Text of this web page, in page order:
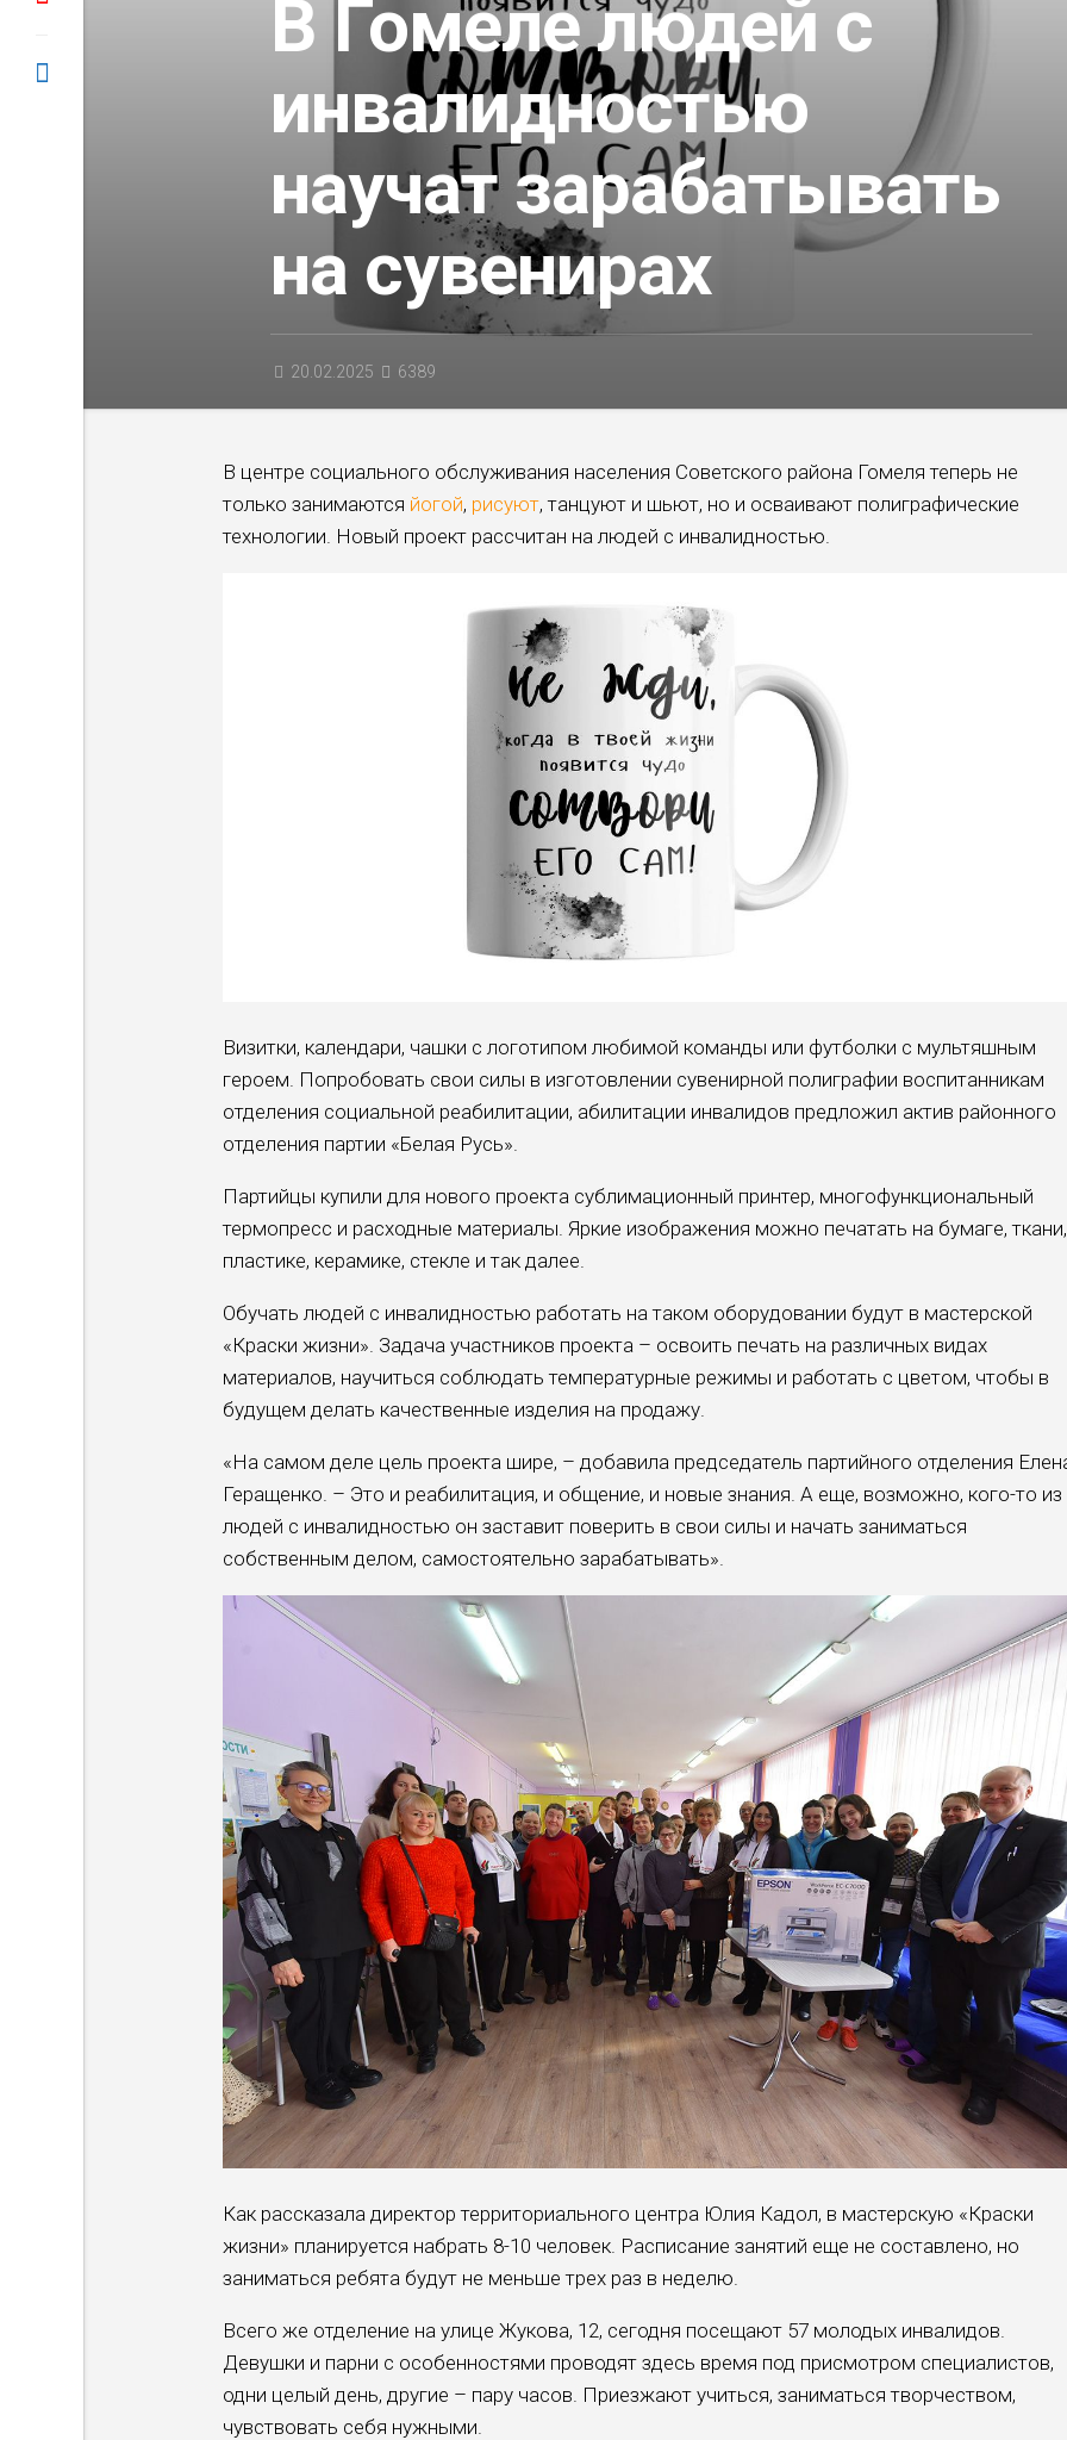
В Гомеле людей с
инвалидностью
научат зарабатывать
на сувенирах
20.02.2025 6389
В центре социального обслуживания населения Советского района Гомеля теперь не
только занимаются йогой, рисуют, танцуют и шьют, но и осваивают полиграфические
технологии. Новый проект рассчитан на людей с инвалидностью.
Визитки, календари, чашки с логотипом любимой команды или футболки с мультяшным
героем. Попробовать свои силы в изготовлении сувенирной полиграфии воспитанникам
отделения социальной реабилитации, абилитации инвалидов предложил актив районного
отделения партии «Белая Русь».
Партийцы купили для нового проекта сублимационный принтер, многофункциональный
термопресс и расходные материалы. Яркие изображения можно печатать на бумаге, ткани,
пластике, керамике, стекле и так далее.
Обучать людей с инвалидностью работать на таком оборудовании будут в мастерской
«Краски жизни». Задача участников проекта – освоить печать на различных видах
материалов, научиться соблюдать температурные режимы и работать с цветом, чтобы в
будущем делать качественные изделия на продажу.
«На самом деле цель проекта шире, – добавила председатель партийного отделения
Геращенко. – Это и реабилитация, и общение, и новые знания. А еще, возможно, кого-то из
людей с инвалидностью он заставит поверить в свои силы и начать заниматься
собственным делом, самостоятельно зарабатывать».
Как рассказала директор территориального центра Юлия Кадол, в мастерскую «Краски
жизни» планируется набрать 8-10 человек. Расписание занятий еще не составлено, но
заниматься ребята будут не меньше трех раз в неделю.
Всего же отделение на улице Жукова, 12, сегодня посещают 57 молодых инвалидов.
Девушки и парни с особенностями проводят здесь время под присмотром специалистов,
одни целый день, другие – пару часов. Приезжают учиться, заниматься творчеством,
чувствовать себя нужными.